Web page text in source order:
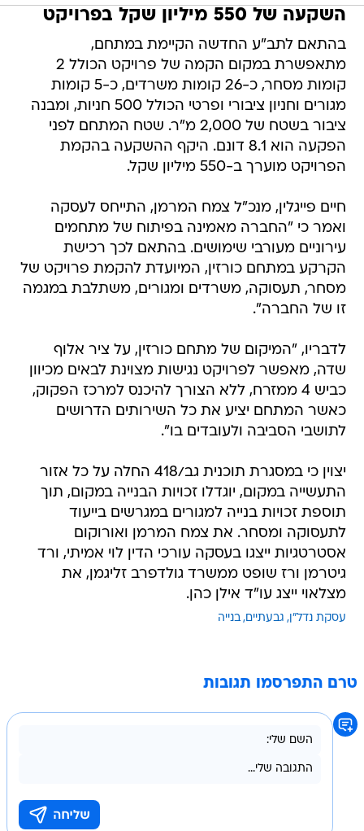
השקעה של 550 מיליון שקל בפרויקט
בהתאם לתב"ע החדשה הקיימת במתחם,
מתאפשרת במקום הקמה של פרויקט הכולל 2
קומות מסחר, כ-26 קומות משרדים, כ-5 קומות
מגורים וחניון ציבורי ופרטי הכולל 500 חניות, ומבנה
ציבור בשטח של 2,000 מ"ר. שטח המתחם לפני
הפקעה הוא 8.1 דונם. היקף ההשקעה בהקמת
הפרויקט מוערך ב-550 מיליון שקל.
חיים פייגלין, מנכ"ל צמח המרמן, התייחס לעסקה
ואמר כי "החברה מאמינה בפיתוח של מתחמים
עירוניים מעורבי שימושים. בהתאם לכך רכישת
הקרקע במתחם כורזין, המיועדת להקמת פרויקט של
מסחר, תעסוקה, משרדים ומגורים, משתלבת במגמה
זו של החברה".
לדבריו, "המיקום של מתחם כורזין, על ציר אלוף
שדה, מאפשר לפרויקט נגישות מצוינת לבאים מכיוון
כביש 4 ממזרח, ללא הצורך להיכנס למרכז הפקוק,
כאשר המתחם יציע את כל השירותים הדרושים
לתושבי הסביבה ולעובדים בו".
יצוין כי במסגרת תוכנית גב/418 החלה על כל אזור
התעשייה במקום, יוגדלו זכויות הבנייה במקום, תוך
תוספת זכויות בנייה למגורים במגרשים בייעוד
לתעסוקה ומסחר. את צמח המרמן ואורוקום
אסטרטגיות ייצגו בעסקה עורכי הדין לוי אמיתי, ורד
גיטרמן ורז שופט ממשרד גולדפרב זליגמן, את
מצלאוי ייצג עו"ד אילן כהן.
עסקת נדל"ן גבעתיים בנייה
טרם התפרסמו תגובות